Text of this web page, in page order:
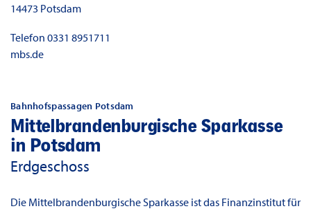
14473 Potsdam
Telefon 0331 8951711
mbs.de
Bahnhofspassagen Potsdam
Mittelbrandenburgische Sparkasse
in Potsdam
Erdgeschoss
Die Mittelbrandenburgische Sparkasse ist das Finanzinstitut für